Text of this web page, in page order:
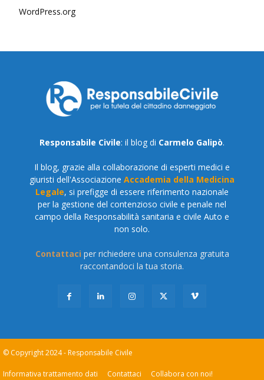
WordPress.org
Responsabile Civile: il blog di Carmelo Galipò.
Il blog, grazie alla collaborazione di esperti medici e
giuristi dell'Associazione Accademia della Medicina
Legale, si prefigge di essere riferimento nazionale
per la gestione del contenzioso civile e penale nel
campo della Responsabilità sanitaria e civile Auto e
non solo.
Contattaci per richiedere una consulenza gratuita
raccontandoci la tua storia.
© Copyright 2024 - Responsabile Civile
Informativa trattamento dati Contattaci Collabora con noi!